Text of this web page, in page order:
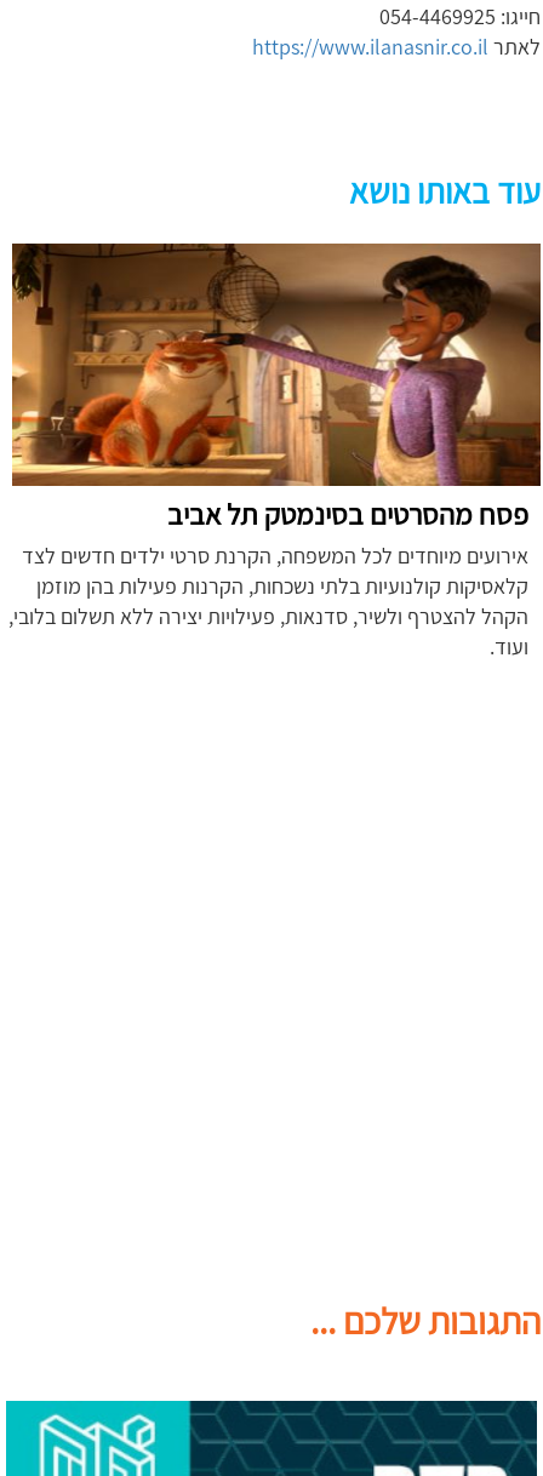
חייגו: 054-4469925
לאתר https://www.ilanasnir.co.il
עוד באותו נושא
פסח מהסרטים בסינמטק תל אביב
אירועים מיוחדים לכל המשפחה, הקרנת סרטי ילדים חדשים לצד
קלאסיקות קולנועיות בלתי נשכחות, הקרנות פעילות בהן מוזמן
הקהל להצטרף ולשיר, סדנאות, פעילויות יצירה ללא תשלום בלובי,
ועוד.
התגובות שלכם ...